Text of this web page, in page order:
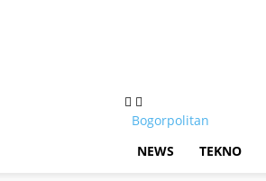
Bogorpolitan
NEWS
TEKNO